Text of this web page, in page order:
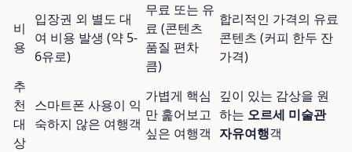
비
용
입장권 외 별도 대
여 비용 발생 (약 5-
6유로)
무료 또는 유
료 (콘텐츠
품질 편차
큼)
합리적인 가격의 유료
콘텐츠 (커피 한두 잔
가격)
추
천
대
상
스마트폰 사용이 익
숙하지 않은 여행객
가볍게 핵심
만 훑어보고
싶은 여행객
깊이 있는 감상을 원
하는 오르세 미술관
자유여행객